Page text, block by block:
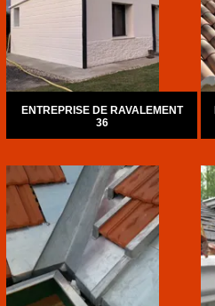
ENTREPRISE DE RAVALEMENT
36